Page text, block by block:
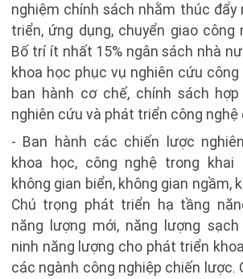
nghiệm chính sách nhằm thúc đẩy
triển, ứng dụng, chuyển giao công
Bố trí ít nhất 15% ngân sách nhà
khoa học phục vụ nghiên cứu
ban hành cơ chế, chính sách
nghiên cứu và phát triển công nghệ
- Ban hành các chiến lược
khoa học, công nghệ trong khai
không gian biển, không gian ngầm,
Chú trọng phát triển hạ tầng
năng lượng mới, năng lượng
ninh năng lượng cho phát triển
các ngành công nghiệp chiến lược.